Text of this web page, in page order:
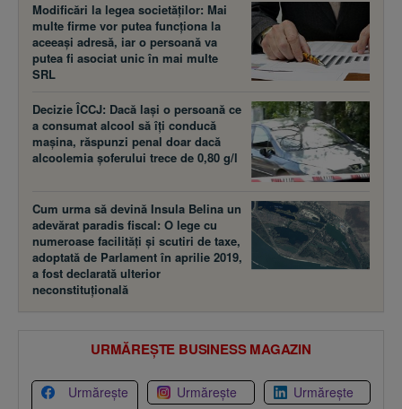
Modificări la legea societăţilor: Mai
multe firme vor putea funcţiona la
aceeaşi adresă, iar o persoană va
putea fi asociat unic în mai multe
SRL
Decizie ÎCCJ: Dacă laşi o persoană ce
a consumat alcool să îţi conducă
maşina, răspunzi penal doar dacă
alcoolemia şoferului trece de 0,80 g/l
Cum urma să devină Insula Belina un
adevărat paradis fiscal: O lege cu
numeroase facilităţi şi scutiri de taxe,
adoptată de Parlament în aprilie 2019,
a fost declarată ulterior
neconstituţională
URMĂREȘTE BUSINESS MAGAZIN
Urmărește Urmărește Urmărește